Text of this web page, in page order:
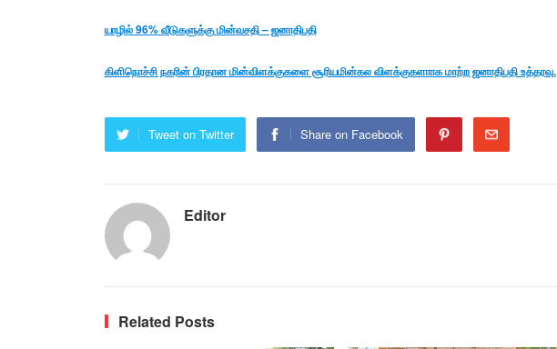
யாழில் 96% வீடுகளுக்கு மின்வசதி – ஜனாதிபதி
கிளிநொச்சி நகரின் பிரதான மின்விளக்குகளை சூரியமின்கல விளக்குகளாாக மாற்ற ஜனாதிபதி உத்தரவு.
Tweet on Twitter Share on Facebook
Editor
Related Posts